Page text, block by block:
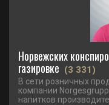
Норвежских
газировке (3 331)
В сети розничных
компании
напитков